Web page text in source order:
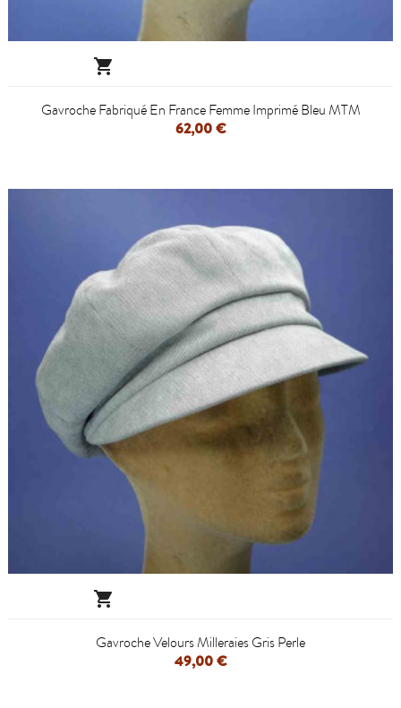

Gavroche Fabriqué En France Femme Imprimé Bleu MTM
62,00 €

Gavroche Velours Milleraies Gris Perle
49,00 €